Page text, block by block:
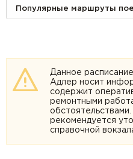
Данное
Адлер носит
содержит
ремонтными
рекомендуется
справочной
Популярные маршруты